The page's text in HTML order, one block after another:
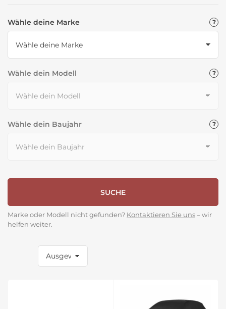
Wähle deine Marke
Wähle dein Modell
Wähle dein Baujahr
SUCHE
Marke oder Modell nicht gefunden? Kontaktieren Sie uns – wir
helfen weiter.
S